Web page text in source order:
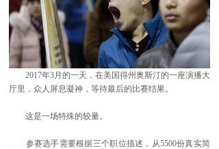
2017年3月的一天，在美国得州奥斯汀的一座演播大
厅里，众人屏息凝神，等待最后的比赛结果。
这是一场特殊的较量。
参赛选手需要根据三个职位描述，从5500份真实简